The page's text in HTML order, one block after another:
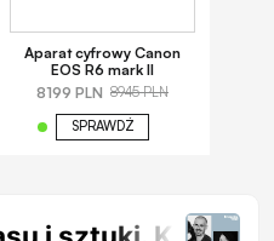
Aparat cyfrowy Canon
EOS R6 mark II
8199 PLN 8945 PLN
SPRAWDŹ